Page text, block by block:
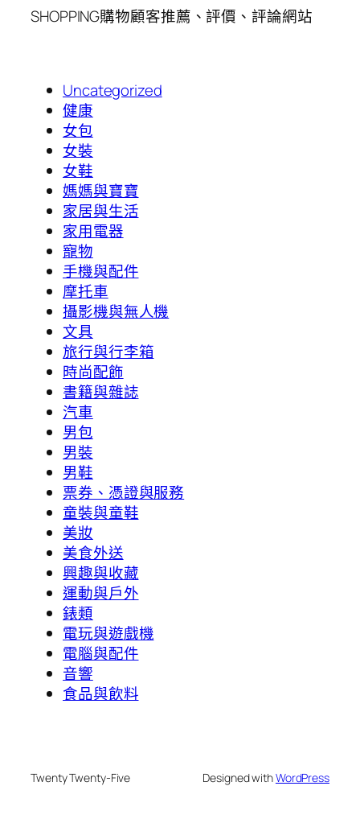
SHOPPING購物顧客推薦、評價、評論網站
Uncategorized
健康
女包
女裝
女鞋
媽媽與寶寶
家居與生活
家用電器
寵物
手機與配件
摩托車
攝影機與無人機
文具
旅行與行李箱
時尚配飾
書籍與雜誌
汽車
男包
男裝
男鞋
票券、憑證與服務
童裝與童鞋
美妝
美食外送
興趣與收藏
運動與戶外
錶類
電玩與遊戲機
電腦與配件
音響
食品與飲料
Twenty Twenty-Five Designed withWordPress